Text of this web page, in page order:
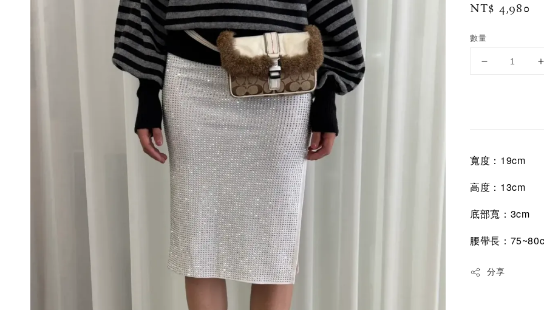
Regular
NT$ 4,980
數量
寬度：19cm
高度：13cm
底部寬：3cm
腰帶長：
分享